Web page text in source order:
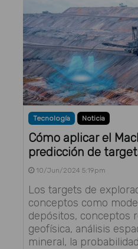
Tecnología Noticia
Cómo aplicar el
predicción de
10/Jun/2024 5:19pm
Los targets de
conceptos como
depósitos, conceptos
geofísica, análisis
mineral, la